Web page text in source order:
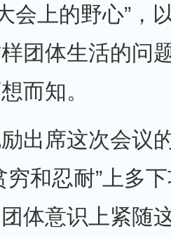
会上的野心”，
团体生活的问
而知。
出席这次会议
穷和忍耐”上多
体意识上紧随